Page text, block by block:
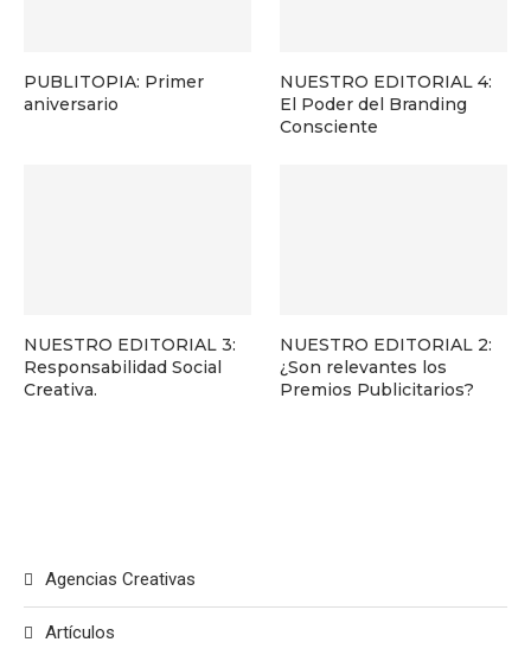
PUBLITOPIA: Primer
aniversario
NUESTRO EDITORIAL 4:
El Poder del Branding
Consciente
NUESTRO EDITORIAL 3:
Responsabilidad Social
Creativa.
NUESTRO EDITORIAL 2:
¿Son relevantes los
Premios Publicitarios?
Agencias Creativas
Artículos